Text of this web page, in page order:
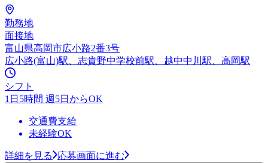
勤務地
面接地
富山県高岡市広小路2番3号
広小路(富山)駅、志貴野中学校前駅、越中中川駅、高岡駅
シフト
1日5時間 週5日からOK
交通費支給
未経験OK
詳細を見る 応募画面に進む